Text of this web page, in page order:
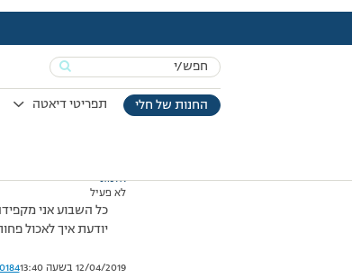
Search
for:החנות של חלי תפריטי דיאטה
עמוד הבית>דיונים>פורום>עזרה
מוצגות 2 תגובות – 1 עד 2 (מתוך 2 סה״כ)
30/06/2014 בשעה 15:56
אלמוני
לא פעיל
יודעת איך לאכול
12/04/2019 בשעה 13:40